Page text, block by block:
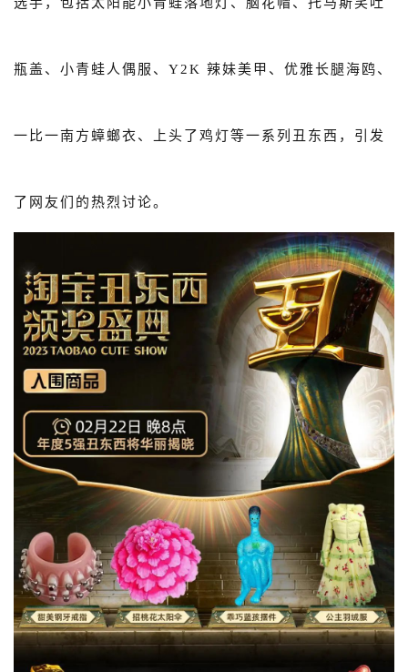
瓶盖、小青蛙人偶服、Y2K 辣妹美甲、优雅长腿海鸥、
一比一南方蟑螂衣、上头了鸡灯等一系列丑东西，引发
了网友们的热烈讨论。